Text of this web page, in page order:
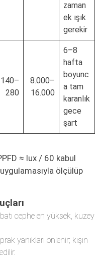
zaman
ek ışık
gerekir
140–
280
8.000–
16.000
6–8
hafta
boyunc
a tam
karanlık
gece
şart
≈ lux / 60 kabul
ölçülüp
cephe en yüksek, kuzey
yanıkları önlenir; kışın